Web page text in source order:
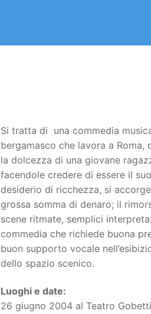
Si tratta di una commedia
bergamasco che lavora a
la dolcezza di una giovane
facendole credere di essere il
desiderio di ricchezza, si
grossa somma di denaro; il
scene ritmate, semplici
commedia che richiede buona
buon supporto vocale
dello spazio scenico.
Luoghi e date:
26 giugno 2004 al Teatro